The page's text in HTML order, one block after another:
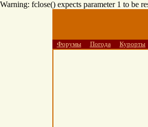
Warning: fclose() expects parameter 1 to be
Форумы Погода Курорты